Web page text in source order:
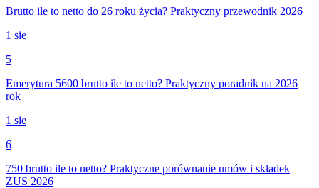
Brutto ile to netto do 26 roku życia? Praktyczny przewodnik 2026
1 sie
5
Emerytura 5600 brutto ile to netto? Praktyczny poradnik na 2026
rok
1 sie
6
750 brutto ile to netto? Praktyczne porównanie umów i składek
ZUS 2026